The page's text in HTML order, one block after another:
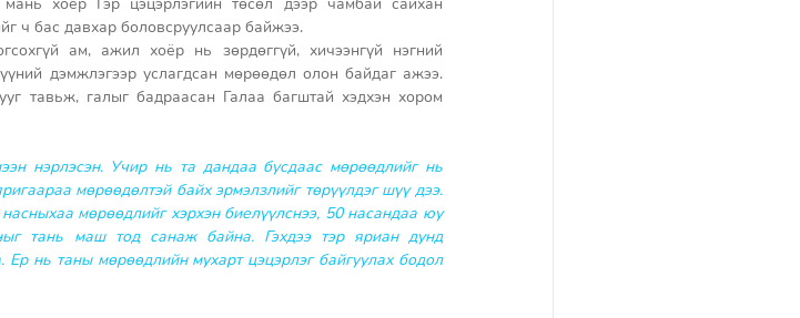
ч бас давхар боловсруулсаар байжээ.
ам, ажил хоёр нь зөрдөггүй, хичээнгүй нэгний
дэмжлэгээр услагдсан мөрөөдөл олон байдаг ажээ.
тавьж, галыг бадраасан Галаа багштай хэдхэн хором
нэрлэсэн. Учир нь та дандаа бусдаас мөрөөдлийг нь
мөрөөдөлтэй байх эрмэлзлийг төрүүлдэг шүү дээ.
мөрөөдлийг хэрхэн биелүүлснээ, 50 насандаа юу
тань маш тод санаж байна. Гэхдээ тэр яриан дунд
Ер нь таны мөрөөдлийн мухарт цэцэрлэг байгуулах бодол